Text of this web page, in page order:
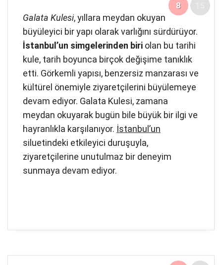
8
Galata Kulesi, yıllara meydan okuyan
büyüleyici bir yapı olarak varlığını sürdürüyor.
İstanbul’un simgelerinden biri olan bu tarihi
kule, tarih boyunca birçok değişime tanıklık
etti. Görkemli yapısı, benzersiz manzarası ve
kültürel önemiyle ziyaretçilerini büyülemeye
devam ediyor. Galata Kulesi, zamana
meydan okuyarak bugün bile büyük bir ilgi ve
hayranlıkla karşılanıyor. İstanbul’un
siluetindeki etkileyici duruşuyla,
ziyaretçilerine unutulmaz bir deneyim
sunmaya devam ediyor.